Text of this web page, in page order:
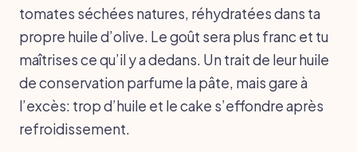
tomates séchées natures, réhydratées dans ta
propre huile d’olive. Le goût sera plus franc et tu
maîtrises ce qu’il y a dedans. Un trait de leur huile
de conservation parfume la pâte, mais gare à
l’excès: trop d’huile et le cake s’effondre après
refroidissement.